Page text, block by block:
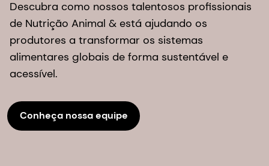
Descubra como nossos talentosos profissionais
de Nutrição Animal & está ajudando os
produtores a transformar os sistemas
alimentares globais de forma sustentável e
acessível.
Conheça nossa equipe